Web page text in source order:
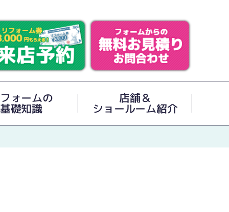
ォームの
基礎知識
店舗＆
ショールーム紹介